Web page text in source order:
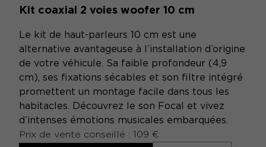
Kit coaxial 2 voies woofer 10 cm
Le kit de haut-parleurs 10 cm est une
alternative avantageuse à l’installation d’origine
de votre véhicule. Sa faible profondeur (4,9
cm), ses fixations sécables et son filtre intégré
promettent un montage facile dans tous les
habitacles. Découvrez le son Focal et vivez
d’intenses émotions musicales embarquées.
Prix de vente conseillé : 109 €